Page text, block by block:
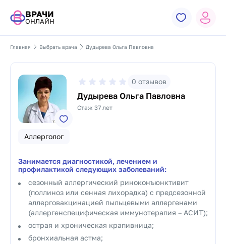
ВРАЧИ
ОНЛАЙН
Главная Выбрать врача Дудырева Ольга Павловна
0 отзывов
Дудырева Ольга Павловна
Стаж 37 лет
Аллерголог
Занимается диагностикой, лечением и
профилактикой следующих заболеваний:
сезонный аллергический риноконъюнктивит
(поллиноз или сенная лихорадка) с предсезонной
аллерговакцинацией пыльцевыми аллергенами
(аллергенспецифическая иммунотерапия – АСИТ);
острая и хроническая крапивница;
бронхиальная астма;